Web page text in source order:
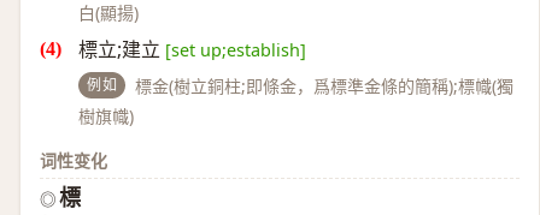
白(顯揚)
標立;建立 [set up;establish]
例如
標金(樹立銅柱;即條金，爲標準金條的簡稱);標幟(獨
樹旗幟)
词性变化
◎ 標